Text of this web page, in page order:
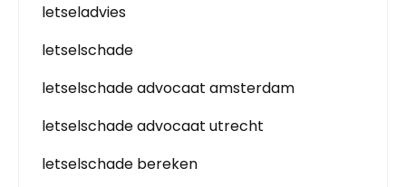
letseladvies
letselschade
letselschade advocaat amsterdam
letselschade advocaat utrecht
letselschade bereken